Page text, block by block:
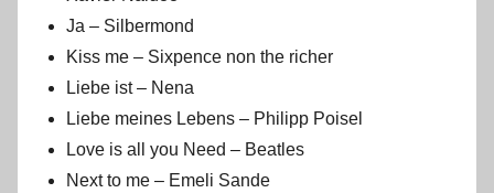
Ja – Silbermond
Kiss me – Sixpence non the richer
Liebe ist – Nena
Liebe meines Lebens – Philipp Poisel
Love is all you Need – Beatles
Next to me – Emeli Sande